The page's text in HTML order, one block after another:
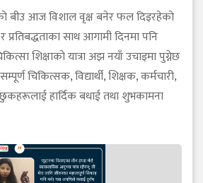
बीउ आज विशाल वृक्ष बनेर फल दिइरहेको
साथ आगामी दिनमा पनि
शिक्षाको यात्रा अझ नयाँ उचाइमा पुग्नेछ
चिकित्सक, विद्यार्थी, शिक्षक, कर्मचारी,
हार्दिक बधाई तथा शुभकामना